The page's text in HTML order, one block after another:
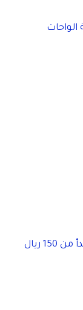
تركيب مظلات وسواتر بالرياض بأسعار تبدأ من 150 ريال